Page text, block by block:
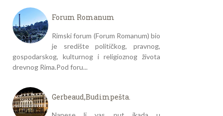
Forum Romanum
Rimski forum (Forum Romanum) bio
je središte političkog, pravnog,
gospodarskog, kulturnog i religioznog života
drevnog Rima.Pod foru...
Gerbeaud,Budimpešta.